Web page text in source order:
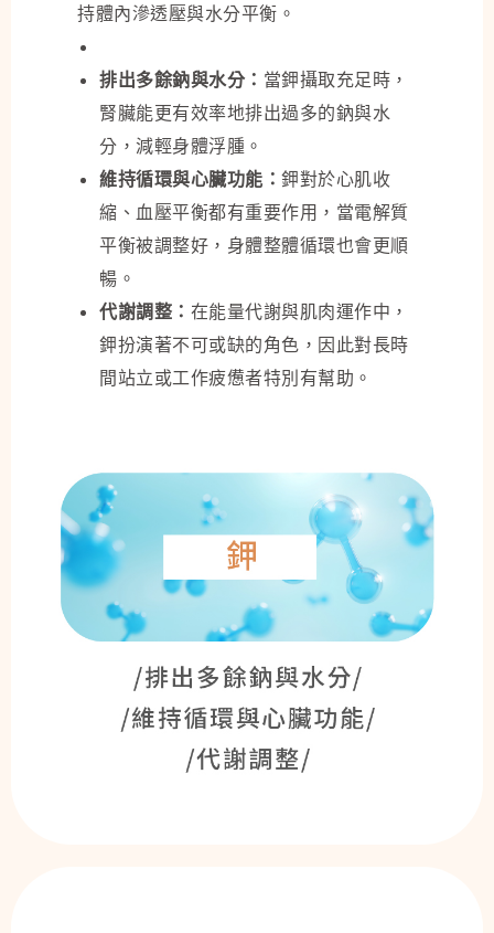
持體內滲透壓與水分平衡。
排出多餘鈉與水分： 當鉀攝取充足時，
腎臟能更有效率地排出過多的鈉與水
分，減輕身體浮腫。
維持循環與心臟功能： 鉀對於心肌收
縮、血壓平衡都有重要作用，當電解質
平衡被調整好，身體整體循環也會更順
暢。
代謝調整： 在能量代謝與肌肉運作中，
鉀扮演著不可或缺的角色，因此對長時
間站立或工作疲憊者特別有幫助。